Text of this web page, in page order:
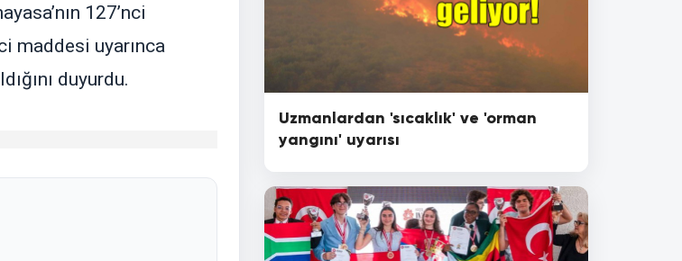
127’nci
maddesi uyarınca
duyurdu.
Uzmanlardan 'sıcaklık' ve 'orman
yangını' uyarısı